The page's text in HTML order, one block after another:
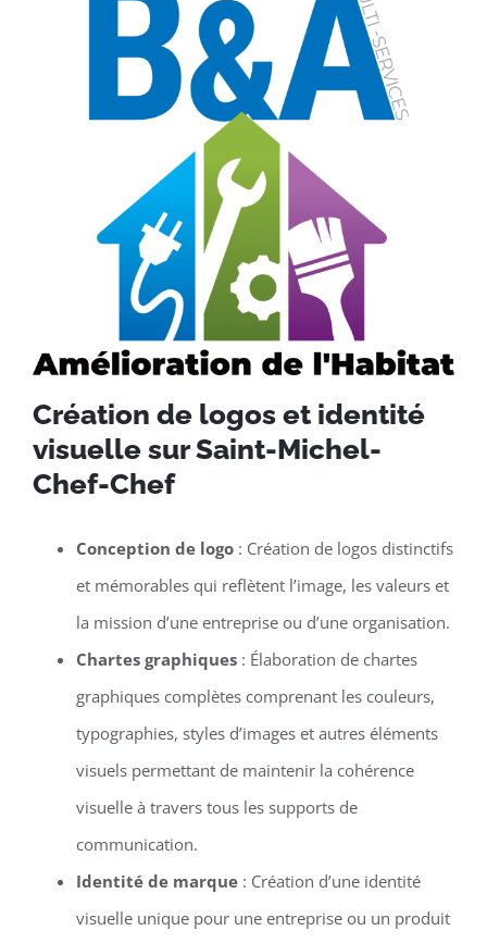
Création de logos et identité
visuelle sur Saint-Michel-
Chef-Chef
Conception de logo: Création de logos distinctifs
et mémorables qui reflètent l’image, les valeurs et
la mission d’une entreprise ou d’une organisation.
Chartes graphiques: Élaboration de chartes
graphiques complètes comprenant les couleurs,
typographies, styles d’images et autres éléments
visuels permettant de maintenir la cohérence
visuelle à travers tous les supports de
communication.
Identité de marque: Création d’une identité
visuelle unique pour une entreprise ou un produit